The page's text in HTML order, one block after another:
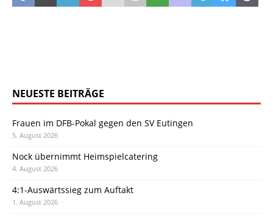
NEUESTE BEITRÄGE
Frauen im DFB-Pokal gegen den SV Eutingen
5. August 2026
Nock übernimmt Heimspielcatering
4. August 2026
4:1-Auswärtssieg zum Auftakt
1. August 2026